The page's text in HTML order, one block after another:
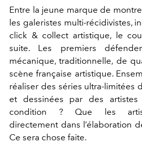
Entre la jeune marque de
les galeristes multi-récidivistes,
click & collect artistique, le
suite. Les premiers
mécanique, traditionnelle, de
scène française artistique.
réaliser des séries ultra-limitées
et dessinées par des artistes
condition ? Que les
directement dans l’élaboration
Ce sera chose faite.